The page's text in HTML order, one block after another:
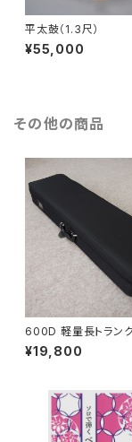
平太鼓（1.3尺）
¥55,000
その他の商品
600D 軽量長トラン
¥19,800